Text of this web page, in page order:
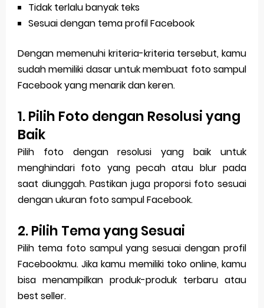
Tidak terlalu banyak teks
Sesuai dengan tema profil Facebook
Dengan memenuhi kriteria-kriteria tersebut, kamu
sudah memiliki dasar untuk membuat foto sampul
Facebook yang menarik dan keren.
1. Pilih Foto dengan Resolusi yang
Baik
Pilih foto dengan resolusi yang baik untuk
menghindari foto yang pecah atau blur pada
saat diunggah. Pastikan juga proporsi foto sesuai
dengan ukuran foto sampul Facebook.
2. Pilih Tema yang Sesuai
Pilih tema foto sampul yang sesuai dengan profil
Facebookmu. Jika kamu memiliki toko online, kamu
bisa menampilkan produk-produk terbaru atau
best seller.